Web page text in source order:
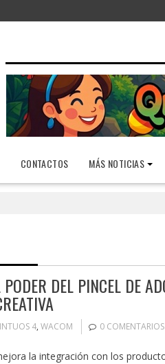
CONTACTOS MÁS NOTICIAS
DEL PINCEL DE
INTUOS 4, WACOM 0 COMENTARIOS
la integración con los